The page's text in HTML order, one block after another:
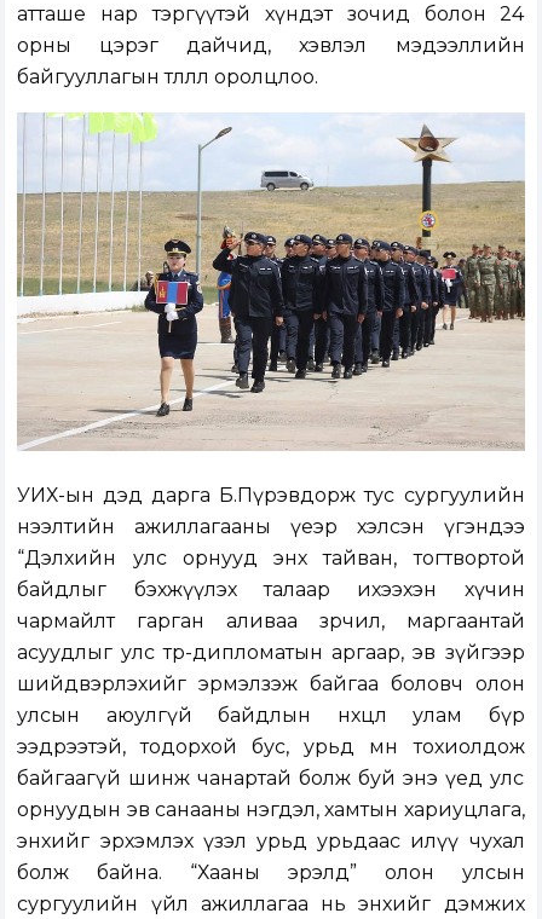
атташе нар тэргүүтэй хүндэт зочид болон 24
орны цэрэг дайчид, хэвлэл мэдээллийн
байгууллагын төлөөлөл оролцлоо.
УИХ-ын дэд дарга Б.Пүрэвдорж тус сургуулийн
нээлтийн ажиллагааны үеэр хэлсэн үгэндээ
“Дэлхийн улс орнууд энх тайван, тогтвортой
байдлыг бэхжүүлэх талаар ихээхэн хүчин
чармайлт гарган аливаа зөрчил, маргаантай
асуудлыг улс төр-дипломатын аргаар, эв зүйгээр
шийдвэрлэхийг эрмэлзэж байгаа боловч олон
улсын аюулгүй байдлын нөхцөл улам бүр
ээдрээтэй, тодорхой бус, урьд өмнө тохиолдож
байгаагүй шинж чанартай болж буй энэ үед улс
орнуудын эв санааны нэгдэл, хамтын хариуцлага,
энхийг эрхэмлэх үзэл урьд урьдаас илүү чухал
болж байна. “Хааны эрэлд” олон улсын
сургуулийн үйл ажиллагаа нь энхийг дэмжих